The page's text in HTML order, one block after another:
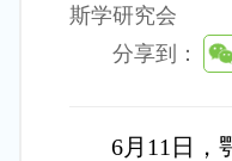
斯学研究会
分享到：
6月11日，